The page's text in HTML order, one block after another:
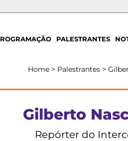
PALESTRANTES
Home > Palestrantes >
Gilberto
Repórter do